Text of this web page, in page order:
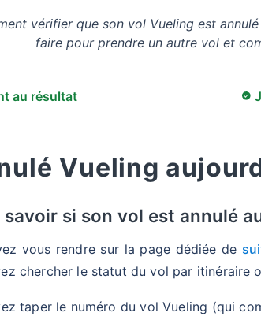
vérifier que son vol Vueling est
faire pour prendre un autre vol et
au résultat
Vueling
si son vol est annulé
vous rendre sur la page dédiée de
chercher le statut du vol par itinéraire
taper le numéro du vol Vueling (qui